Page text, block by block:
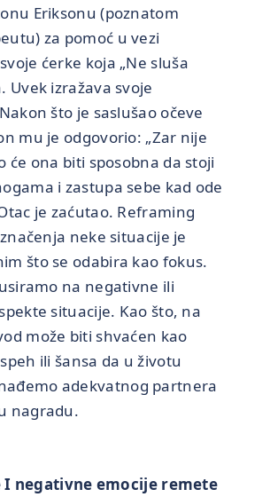
Eriksonu (poznatom
za pomoć u vezi
ćerke koja „Ne sluša
Uvek izražava svoje
što je saslušao očeve
mu je odgovorio: „Zar nije
će ona biti sposobna da stoji
i zastupa sebe kad ode
je zaćutao. Reframing
neke situacije je
što se odabira kao fokus.
na negativne ili
situacije. Kao što, na
može biti shvaćen kao
ili šansa da u životu
adekvatnog partnera
nagradu.
negativne emocije remete